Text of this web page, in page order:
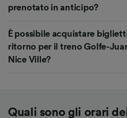
prenotato in anticipo?
È possibile acquistare
ritorno per il treno Golfe-
Nice Ville?
Quali sono gli orari